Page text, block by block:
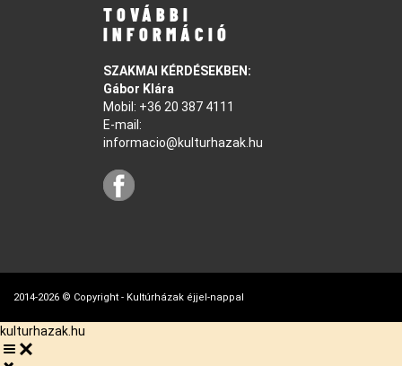
TOVÁBBI
INFORMÁCIÓ
SZAKMAI KÉRDÉSEKBEN:
Gábor Klára
Mobil: +36 20 387 4111
E-mail:
informacio@kulturhazak.hu
2014-2026 © Copyright - Kultúrházak éjjel-nappal
kulturhazak.hu